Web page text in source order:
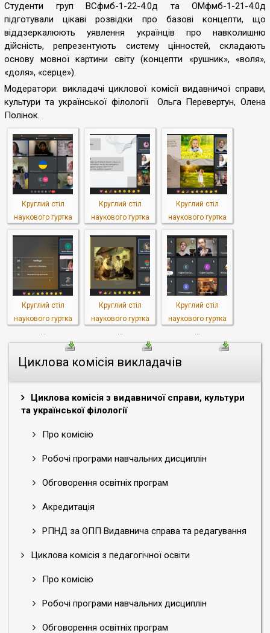
Циклова комісія викладачів
Циклова комісія з видавничої справи, культури
та української філології
Про комісію
Робочі програми навчальних дисциплін
Обговорення освітніх програм
Акредитація
РПНД за ОПП Видавнича справа та редагування
Циклова комісія з педагогічної освіти
Про комісію
Робочі програми навчальних дисциплін
Обговорення освітніх програм
Студенти груп ВСфмб-1-22-4.0д та ОМфмб-1-21-4.0д
підготували цікаві розвідки про базові концепти, що
віддзеркалюють уявлення українців про навколишню
дійсність, репрезентують систему цінностей, складають
основу мовної картини світу (концепти «рушник», «воля»,
«доля», «серце»).
Модератори: викладачі циклової комісії видавничої справи,
культури та української філології Ольга Перевертун, Олена
Полінок.
Круглий стіл
наукового гуртка
Круглий стіл
наукового гуртка
Круглий стіл
наукового гуртка
Круглий стіл
наукового гуртка
...
Круглий стіл
наукового гуртка
...
Круглий стіл
наукового гуртка
...